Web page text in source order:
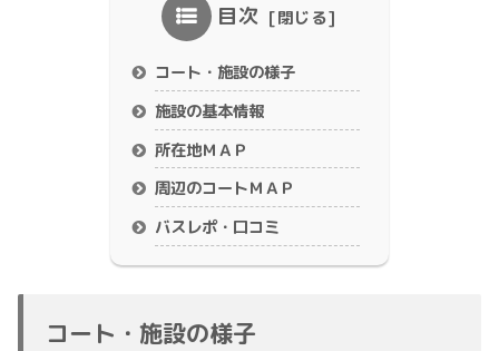
目次
コート・施設の様子
施設の基本情報
所在地ＭＡＰ
周辺のコートＭＡＰ
バスレポ・口コミ
コート・施設の様子